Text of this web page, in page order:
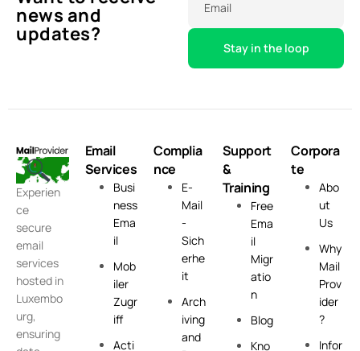
news and
updates?
Email
Experien
ce
secure
email
services
hosted in
Luxembo
urg,
ensuring
Email
Services
Busi
ness
Ema
il
Mob
iler
Zugr
iff
Acti
Complia
nce
E-
Mail
-
Sich
erhe
it
Arch
iving
and
Support
&
Training
Free
Ema
il
Migr
atio
n
Blog
Kno
Corpora
te
Abo
ut
Us
Why
Mail
Prov
ider
?
Infor